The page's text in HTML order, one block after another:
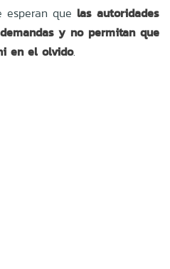
esperan que las autoridades
y no permitan que
en el olvido.